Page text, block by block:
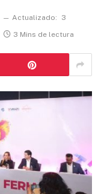
Actualizado:
3
3 Mins de lectura